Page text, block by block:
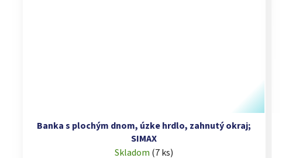
Banka s plochým dnom, úzke hrdlo, zahnutý okraj;
SIMAX
Skladom (7 ks)